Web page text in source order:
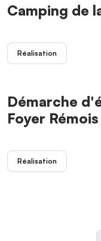
Camping de
Réalisation
Démarche
Foyer Rémois
Réalisation